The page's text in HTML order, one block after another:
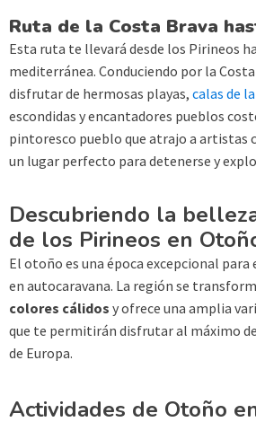
Ruta de la Costa Brava
Esta ruta te llevará desde los Pirineos
mediterránea. Conduciendo por la
disfrutar de hermosas playas, calas de
escondidas y encantadores pueblos
pintoresco pueblo que atrajo a artistas
un lugar perfecto para detenerse y
Descubriendo la
de los Pirineos en
El otoño es una época excepcional
en autocaravana. La región se
colores cálidos y ofrece una amplia
que te permitirán disfrutar al máximo
de Europa.
Actividades de Otoño